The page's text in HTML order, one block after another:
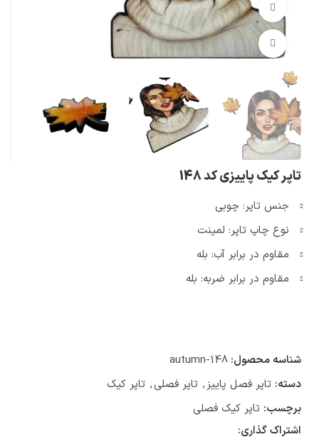
تماشای ویدئو
بزرگنمایی تصویر
تاپر کیک پاییزی کد 148
جنس تاپر: چوبی
نوع چاپ تاپر: لمینت
مقاوم در برابر آب: بله
مقاوم در برابر ضربه: بله
شناسه محصول: autumn-148
دسته: تاپر فصل پاییز, تاپر فصلی, تاپر کیک
برچسب: تاپر کیک فصلی
اشتراک گذاری: